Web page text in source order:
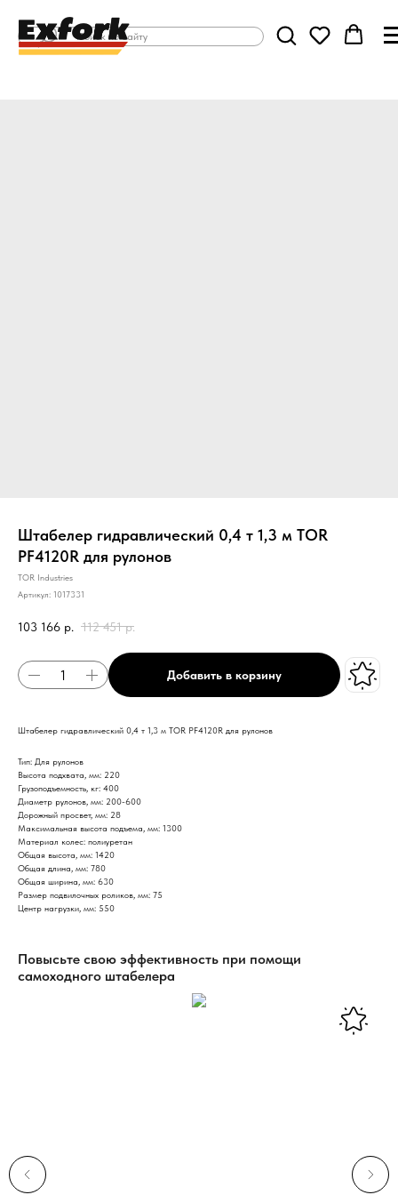
Штабелер гидравлический 0,4 т 1,3 м TOR
PF4120R для рулонов
TOR Industries
Артикул: 1017331
103 166 р. 112 451 р.
Добавить в корзину
Штабелер гидравлический 0,4 т 1,3 м TOR PF4120R для рулонов
Тип: Для рулонов
Высота подхвата, мм: 220
Грузоподъемность, кг: 400
Диаметр рулонов, мм: 200-600
Дорожный просвет, мм: 28
Максимальная высота подъема, мм: 1300
Материал колес: полиуретан
Общая высота, мм: 1420
Общая длина, мм: 780
Общая ширина, мм: 630
Размер подвилочных роликов, мм: 75
Центр нагрузки, мм: 550
Повысьте свою эффективность при помощи
самоходного штабелера